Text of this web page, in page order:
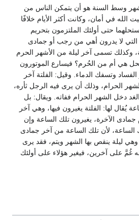
وسط السنة هو أن يتمكن الناس من
الله في أمان، وكانت أكثر الأيام خلافًا
حتى أولئك الملتزمون بتحريم
التي لا يدرون أهي من رجب أو جمادى
وكذلك تسمى آخر ليلة من الأشهر الحرم
هي أم من الحُرم؟ فيسارع الموتورون
وتسفك الدماء. وقيل: الفلتة آخر
الحرام، وذلك أن يرى فيه الرجل ثأره،
دخل الشهر الحرام ففاته. ويقال: بل
يُقال لها: الفلتة يغيرون فيها، وهي آخر
الآخرة، يغيرون تلك الساعة وإن
لأن تلك الساعة من آخر جمادى
ليلة ينقص بها الشهر ويتم، فقد يرى
غُمَّ على آخرين، فيغير هؤلاء على أولئك